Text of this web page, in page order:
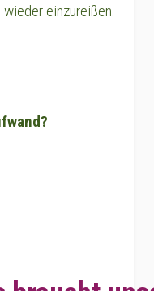
einzureißen.